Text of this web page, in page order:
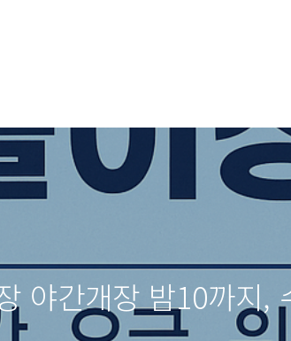
야간개장 밤10까지,